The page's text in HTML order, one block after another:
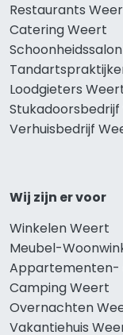
Restaurants
Catering Weert
Loodgieters
Verhuisbedrijf
Wij zijn er voor
Winkelen Weert
Meubel-
Appartementen-
Camping Weert
Overnachten
Vakantiehuis